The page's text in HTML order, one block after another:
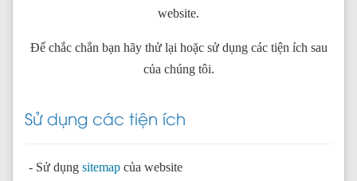
website.
Để chắc chắn bạn hãy thử lại hoặc sử dụng các tiện ích sau
của chúng tôi.
Sử dụng các tiện ích
- Sử dụng sitemap của website